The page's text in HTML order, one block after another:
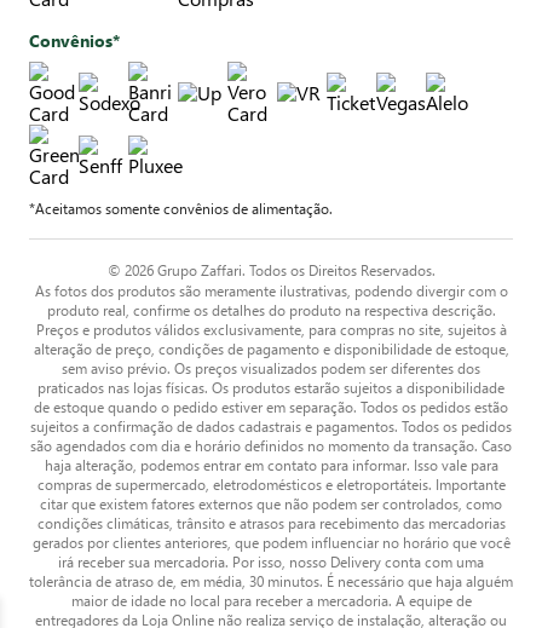
Convênios*
*Aceitamos somente convênios de alimentação.
© 2026 Grupo Zaffari. Todos os Direitos Reservados.
As fotos dos produtos são meramente ilustrativas, podendo divergir com o
produto real, confirme os detalhes do produto na respectiva descrição.
Preços e produtos válidos exclusivamente, para compras no site, sujeitos à
alteração de preço, condições de pagamento e disponibilidade de estoque,
sem aviso prévio. Os preços visualizados podem ser diferentes dos
praticados nas lojas físicas. Os produtos estarão sujeitos a disponibilidade
de estoque quando o pedido estiver em separação. Todos os pedidos estão
sujeitos a confirmação de dados cadastrais e pagamentos. Todos os pedidos
são agendados com dia e horário definidos no momento da transação. Caso
haja alteração, podemos entrar em contato para informar. Isso vale para
compras de supermercado, eletrodomésticos e eletroportáteis. Importante
citar que existem fatores externos que não podem ser controlados, como
condições climáticas, trânsito e atrasos para recebimento das mercadorias
gerados por clientes anteriores, que podem influenciar no horário que você
irá receber sua mercadoria. Por isso, nosso Delivery conta com uma
tolerância de atraso de, em média, 30 minutos. É necessário que haja alguém
maior de idade no local para receber a mercadoria. A equipe de
entregadores da Loja Online não realiza serviço de instalação, alteração ou